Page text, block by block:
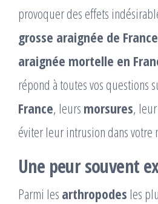
provoquer des effets
grosse araignée de France
araignée mortelle en
répond à toutes vos questions
France, leurs morsures, leur
éviter leur intrusion dans votre
Une peur souvent
Parmi les arthropodes les